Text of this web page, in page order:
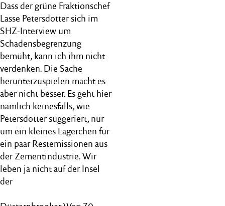
Dass der grüne Fraktionschef
Lasse Petersdotter sich im
SHZ-Interview um
Schadensbegrenzung
bemüht, kann ich ihm nicht
verdenken. Die Sache
herunterzuspielen macht es
aber nicht besser. Es geht hier
nämlich keinesfalls, wie
Petersdotter suggeriert, nur
um ein kleines Lagerchen für
ein paar Restemissionen aus
der Zementindustrie. Wir
leben ja nicht auf der Insel
der